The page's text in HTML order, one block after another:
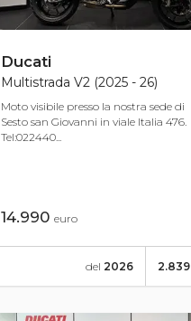
Ducati
Multistrada V2 (2025 - 26)
Moto visibile presso la nostra sede di
Sesto san Giovanni in viale Italia 476.
Tel:022440...
14.990 euro
2.839
del 2026